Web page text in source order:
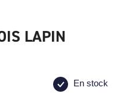
LAPIN
En stock